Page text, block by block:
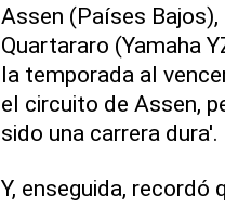
Assen (Países Bajos),
Quartararo (Yamaha
la temporada al
el circuito de Assen,
sido una carrera dura'.
Y, enseguida,